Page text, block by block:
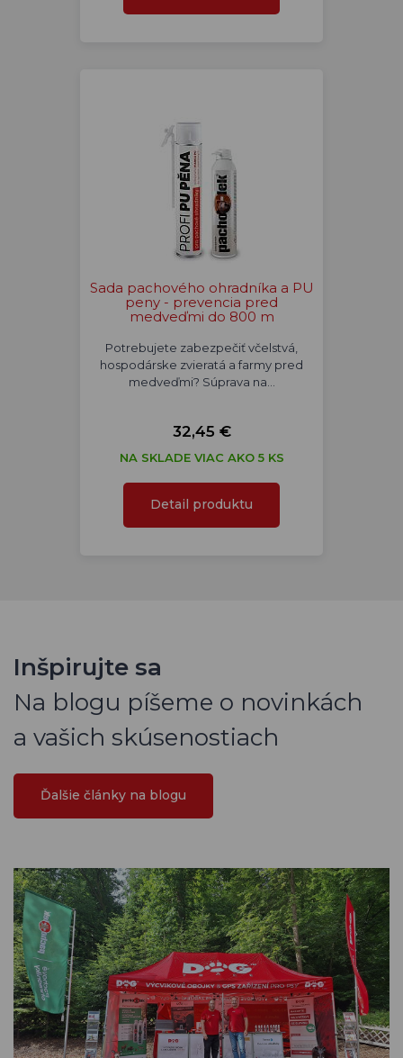
Sada pachového ohradníka a PU
peny - prevencia pred
medveďmi do 800 m
Potrebujete zabezpečiť včelstvá,
hospodárske zvieratá a farmy pred
medveďmi? Súprava na…
32,45 €
NA SKLADE VIAC AKO 5 KS
Detail produktu
Inšpirujte sa
Na blogu píšeme o novinkách
a vašich skúsenostiach
Ďalšie články na blogu